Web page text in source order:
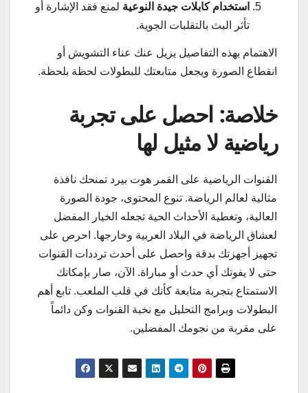
استخدام كابلات جيدة النوعية لمنع فقد الإشارة أو
تأثر البث بالتقلبات الجوية.
الاهتمام بهذه التفاصيل يزيل عنك عناء التشويش أو
انقطاع الصورة ويجعل متابعتك للبطولات لحظة بلحظة.
خلاصة: احصل على تجربة
رياضية لا مثيل لها
القنوات الرياضية على القمر هوت بيرد تمنحك نافذة
مثالية لعالم الرياضة. تنوع المحتوى، جودة الصورة
العالية، وتغطية الأحداث الحية تجعله الخيار المفضل
لعشاق الرياضة في البلاد العربية وخارجها. احرص على
تجهيز أجهزتك بدقة واحصل على أحدث ترددات القنوات
حتى لا يفوتك أي حدث أو مباراة. الآن، صار بإمكانك
الاستمتاع بتجربة متابعة كأنك في قلب الملعب. تابع أهم
البطولات وبرامج التحليل مع نخبة القنوات وكن دائماً
على مقربة من نجومك المفضلين.